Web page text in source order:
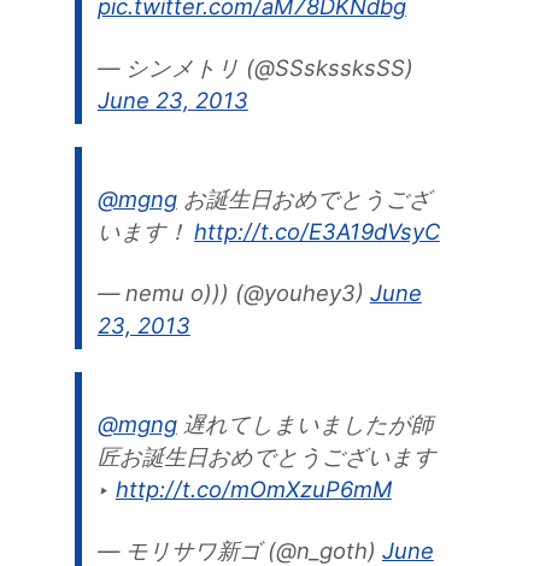
pic.twitter.com/aM78DKNdbg
— シンメトリ (@SSskssksSS)
June 23, 2013
@mgngお誕生日おめでとうござ
います！ http://t.co/E3A19dVsyC
— nemu o))) (@youhey3) June
23, 2013
@mgng遅れてしまいましたが師
匠お誕生日おめでとうございます
‣ http://t.co/mOmXzuP6mM
— モリサワ新ゴ (@n_goth) June